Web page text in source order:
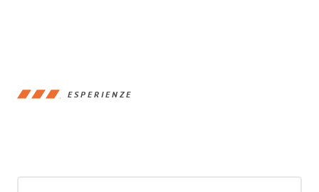
ESPERIENZE